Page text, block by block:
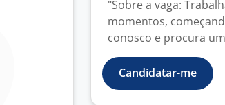
"Sobre a vaga:
momentos,
conosco e procura
Candidatar-me